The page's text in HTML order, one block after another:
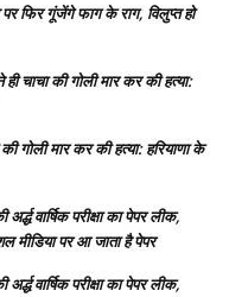
पर फिर गूंजेंगे फाग के राग, विलुप्त हो
ही चाचा की गोली मार कर की हत्या:
गोली मार कर की हत्या: हरियाणा के
अर्द्ध वार्षिक परीक्षा का पेपर लीक,
मीडिया पर आ जाता है पेपर
अर्द्ध वार्षिक परीक्षा का पेपर लीक,